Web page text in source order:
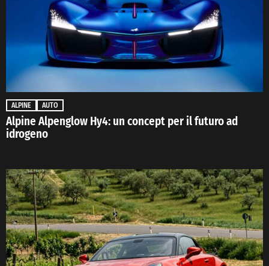
ALPINE AUTO
Alpine Alpenglow Hy4: un concept per il futuro ad
idrogeno